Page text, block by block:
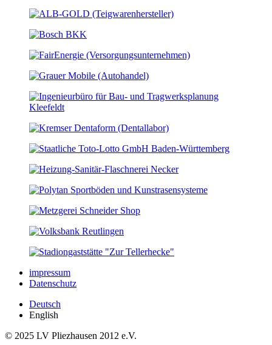
impressum
Datenschutz
Deutsch
English
© 2025 LV Pliezhausen 2012 e.V.